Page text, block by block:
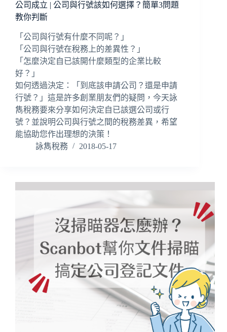
公司成立 | 公司與行號該如何選擇？簡單3問題
教你判斷
「公司與行號有什麼不同呢？」
「公司與行號在稅務上的差異性？」
「怎麼決定自已該開什麼類型的企業比較
好？」
如何透過決定：「到底該申請公司？還是申請
行號？」這是許多創業朋友們的疑問，今天詠
雋稅務要來分享如何決定自已該選公司或行
號？並說明公司與行號之間的稅務差異，希望
能協助您作出理想的決策！
詠雋稅務
2018-05-17